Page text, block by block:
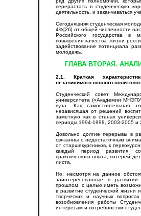
перерастать в студенческую
деятельность, и заканчиваться
Сегодняшняя студенческая
4%[26] от общей численности
Российского государства в
повышения качества жизни
задействование потенциала
молодежь.
ГЛАВА ВТОРАЯ.
2.1. Краткая
независимого эколого-
Студенческий совет
университета («Академии
вуза. Как самостоятельная
независящая от решений
заметную как в стенах
периоды 1994-1998, 2003-2005 и
Довольно долгие перерывы в
связанны с недостаточным
от старшекурсников, к
каждый период развития
практического опыта, потерей
листа.
Но, несмотря на данное
заинтересованные в
прошлом, с целью иметь
в развитие студенческой жизни
творческих и научных
возобновления работы
интересам и потребностям